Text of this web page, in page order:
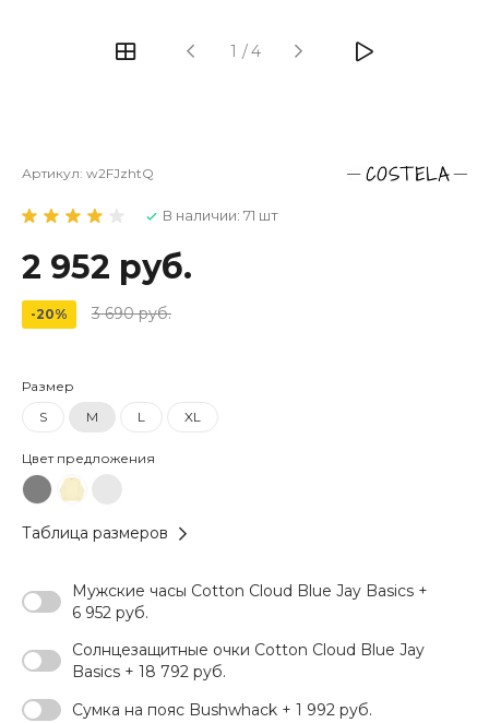
1 /4
Артикул: w2FJzhtQ
В наличии: 71 шт
2 952 руб.
-20% 3 690 руб.
Размер
S
M L XL
Цвет предложения
Таблица размеров
Мужские часы Cotton Cloud Blue Jay Basics +
6 952 руб.
Солнцезащитные очки Cotton Cloud Blue Jay
Basics + 18 792 руб.
Сумка на пояс Bushwhack + 1 992 руб.